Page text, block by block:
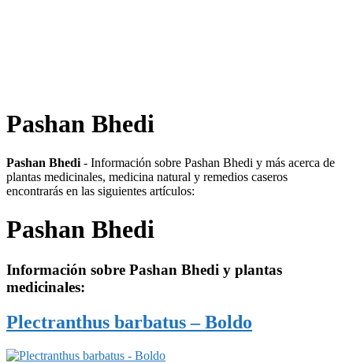
Pashan Bhedi
Pashan Bhedi - Información sobre Pashan Bhedi y más acerca de
plantas medicinales, medicina natural y remedios caseros
encontrarás en las siguientes artículos:
Pashan Bhedi
Información sobre Pashan Bhedi y plantas
medicinales:
Plectranthus barbatus – Boldo